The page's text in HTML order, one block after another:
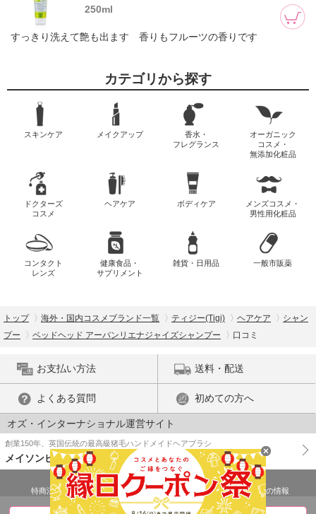
250ml
すっきり洗えて艶も出ます 香りもフルーツの香りです
カテゴリから探す
スキンケア メイクアップ
香水・
フレグランス
オーガニック
コスメ・
無添加化粧品
ドクターズ
コスメ
ヘアケア ボディケア
メンズコスメ・
男性用化粧品
コンタクト
レンズ
健康食品・
サプリメント
雑貨・日用品 一般市販薬
トップ 海外・国内コスメブランド一覧 ティジー(Tigi) ヘアケア
シャン
プー
ベッドヘッド アーバンリエナジャイズシャンプー 口コミ
お支払い方法 送料・配送
よくある質問 初めての方へ
オズ・インターナショナル運営サイト
創業150年、英国伝統の最高級猪毛ハンドメイドヘアブラシ
メイソンピアソン
特商法に基づく表示 プライバシーポリシー
医薬品販売許可証の情報
ご利用規約
PC版で表示